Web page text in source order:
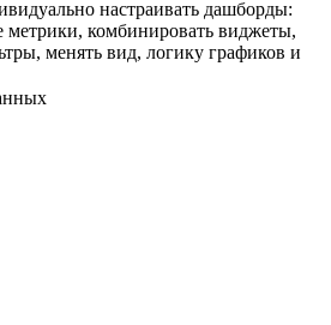
настраивать дашборды:
метрики, комбинировать виджеты,
менять вид, логику графиков и